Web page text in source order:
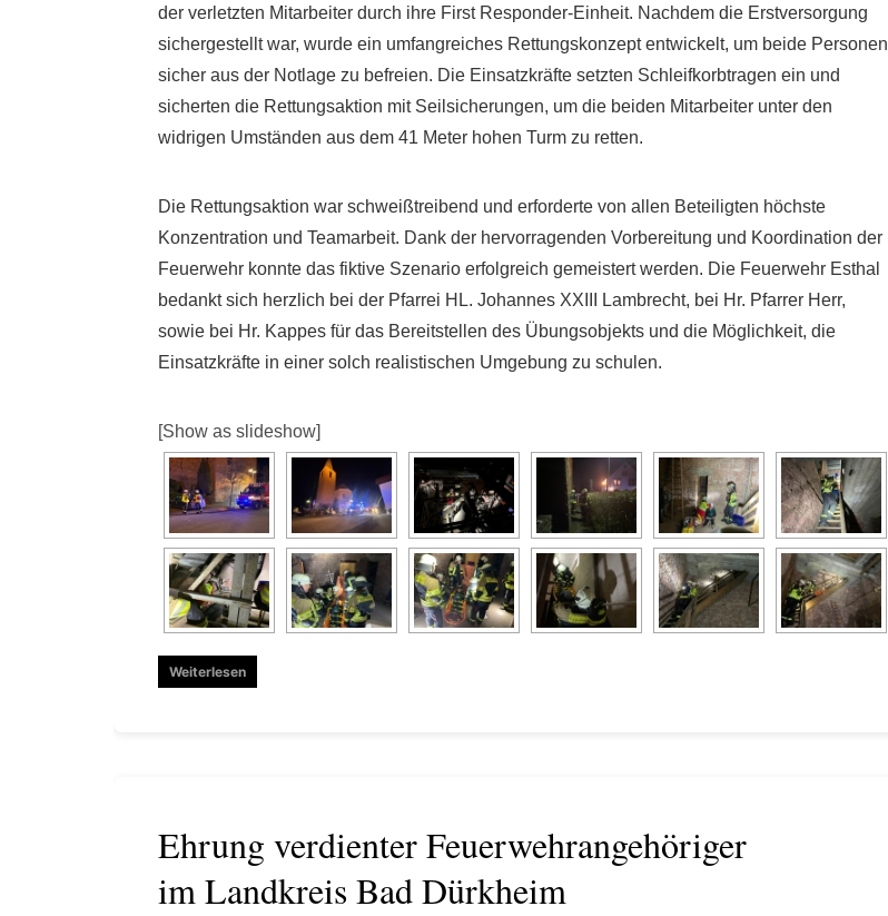
der verletzten Mitarbeiter durch ihre First Responder-Einheit. Nachdem die Erstversorgung
sichergestellt war, wurde ein umfangreiches Rettungskonzept entwickelt, um beide Personen
sicher aus der Notlage zu befreien. Die Einsatzkräfte setzten Schleifkorbtragen ein und
sicherten die Rettungsaktion mit Seilsicherungen, um die beiden Mitarbeiter unter den
widrigen Umständen aus dem 41 Meter hohen Turm zu retten.
Die Rettungsaktion war schweißtreibend und erforderte von allen Beteiligten höchste
Konzentration und Teamarbeit. Dank der hervorragenden Vorbereitung und Koordination der
Feuerwehr konnte das fiktive Szenario erfolgreich gemeistert werden. Die Feuerwehr Esthal
bedankt sich herzlich bei der Pfarrei HL. Johannes XXIII Lambrecht, bei Hr. Pfarrer Herr,
sowie bei Hr. Kappes für das Bereitstellen des Übungsobjekts und die Möglichkeit, die
Einsatzkräfte in einer solch realistischen Umgebung zu schulen.
[Show as slideshow]
Weiterlesen
Ehrung verdienter Feuerwehrangehöriger
im Landkreis Bad Dürkheim